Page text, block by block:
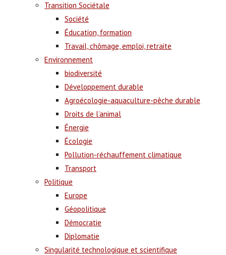
Transition Sociétale
Société
Éducation, formation
Travail, chômage, emploi, retraite
Environnement
biodiversité
Développement durable
Agroécologie-aquaculture-pêche durable
Droits de l’animal
Énergie
Écologie
Pollution-réchauffement climatique
Transport
Politique
Europe
Géopolitique
Démocratie
Diplomatie
Singularité technologique et scientifique